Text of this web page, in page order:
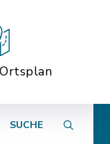
SUCHE